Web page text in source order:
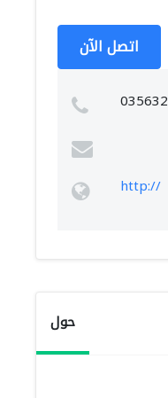
اتصل الآن
http://
حول